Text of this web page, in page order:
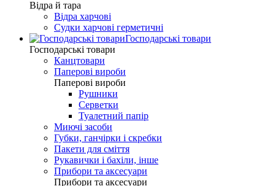
Відра й тара
Відра харчові
Судки харчові герметичні
Господарські товари
Господарські товари
Канцтовари
Паперові вироби
Паперові вироби
Рушники
Серветки
Туалетний папір
Миючі засоби
Губки, ганчірки і скребки
Пакети для сміття
Рукавички і бахіли, інше
Прибори та аксесуари
Прибори та аксесуари